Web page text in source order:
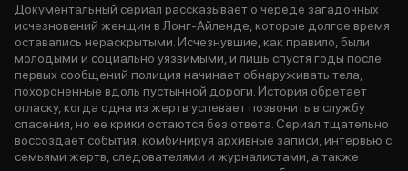
Документальный сериал рассказывает о череде загадочных
исчезновений женщин в Лонг-Айленде, которые долгое время
оставались нераскрытыми. Исчезнувшие, как правило, были
молодыми и социально уязвимыми, и лишь спустя годы после
первых сообщений полиция начинает обнаруживать тела,
похороненные вдоль пустынной дороги. История обретает
огласку, когда одна из жертв успевает позвонить в службу
спасения, но ее крики остаются без ответа. Сериал тщательно
воссоздает события, комбинируя архивные записи, интервью с
семьями жертв, следователями и журналистами, а также